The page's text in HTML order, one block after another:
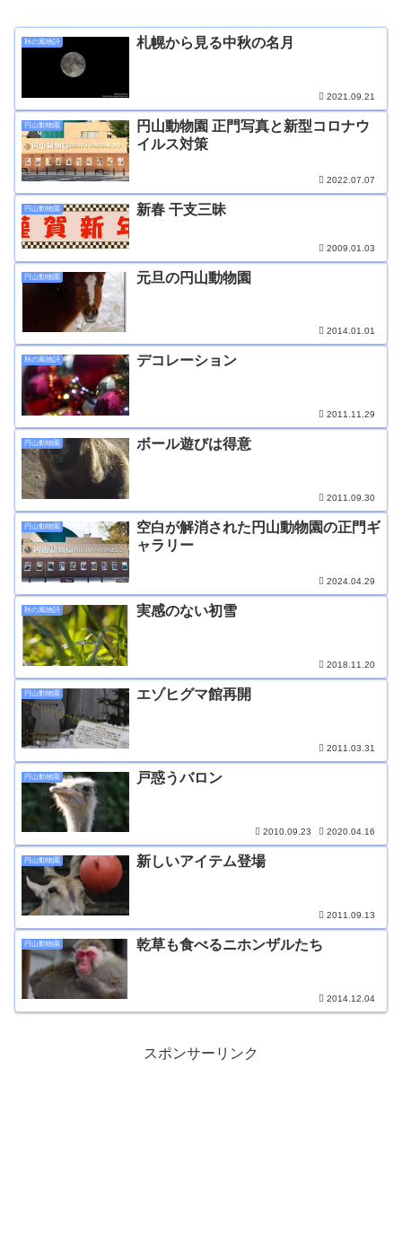
秋の風物詩 札幌から見る中秋の名月
2021.09.21
円山動物園
円山動物園 正門写真と新型コロナウ
イルス対策
2022.07.07
円山動物園 新春 干支三昧
2009.01.03
円山動物園 元旦の円山動物園
2014.01.01
秋の風物詩 デコレーション
2011.11.29
円山動物園 ボール遊びは得意
2011.09.30
円山動物園
空白が解消された円山動物園の正門ギ
ャラリー
2024.04.29
秋の風物詩 実感のない初雪
2018.11.20
円山動物園 エゾヒグマ館再開
2011.03.31
円山動物園 戸惑うバロン
2010.09.23 2020.04.16
円山動物園 新しいアイテム登場
2011.09.13
円山動物園 乾草も食べるニホンザルたち
2014.12.04
スポンサーリンク